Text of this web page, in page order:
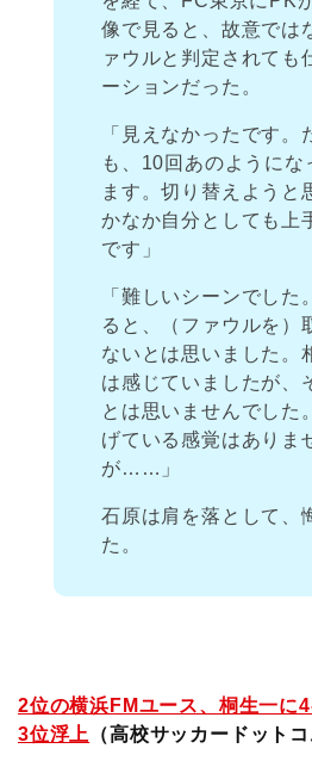
像で見ると、故意では
ァウルと判定されても
ーションだった。
「見えなかったです。
も、10回あのようにな
ます。切り替えようと
かなか自分としても上
です」
「難しいシーンでした
ると、（ファウルを）
ないとは思いました。
は感じていましたが、
とは思いませんでした
げている感覚はありま
が……」
石原は肩を落として、
た。
2位の横浜FMユース、桐生一
3位浮上
（高校サッカードットコ